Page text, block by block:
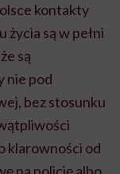
kontakty
życia są w pełni
są
nie pod
bez stosunku
klarowności od